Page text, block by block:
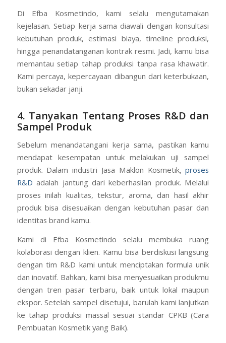
Di Efba Kosmetindo, kami selalu mengutamakan
kejelasan. Setiap kerja sama diawali dengan konsultasi
kebutuhan produk, estimasi biaya, timeline produksi,
hingga penandatanganan kontrak resmi. Jadi, kamu bisa
memantau setiap tahap produksi tanpa rasa khawatir.
Kami percaya, kepercayaan dibangun dari keterbukaan,
bukan sekadar janji.
4. Tanyakan Tentang Proses R&D dan
Sampel Produk
Sebelum menandatangani kerja sama, pastikan kamu
mendapat kesempatan untuk melakukan uji sampel
produk. Dalam industri Jasa Maklon Kosmetik,proses
R&Dadalah jantung dari keberhasilan produk. Melalui
proses inilah kualitas, tekstur, aroma, dan hasil akhir
produk bisa disesuaikan dengan kebutuhan pasar dan
identitas brand kamu.
Kami di Efba Kosmetindo selalu membuka ruang
kolaborasi dengan klien. Kamu bisa berdiskusi langsung
dengan tim R&D kami untuk menciptakan formula unik
dan inovatif. Bahkan, kami bisa menyesuaikan produkmu
dengan tren pasar terbaru, baik untuk lokal maupun
ekspor. Setelah sampel disetujui, barulah kami lanjutkan
ke tahap produksi massal sesuai standar CPKB (Cara
Pembuatan Kosmetik yang Baik).